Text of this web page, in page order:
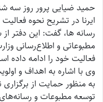
حمید ضیایی پرور روز سه
ایرنا در تشریح نحوه
مطبوعاتی و اطلاع‌رسانی
فعالیت خود را ادامه داده
وی با اشاره به اهداف و
به منظور حمایت از
توسعه مطبوعات و